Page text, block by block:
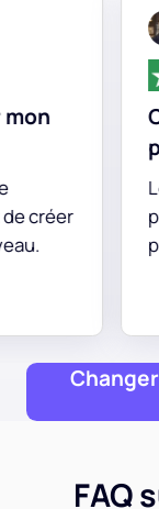
Carlos
de
du t-
changements
les T-shirts
pour les
FAQ